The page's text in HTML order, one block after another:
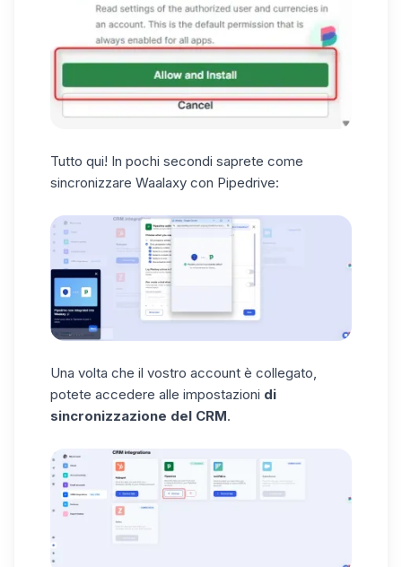
Tutto qui! In pochi secondi saprete come
sincronizzare Waalaxy con Pipedrive:
Una volta che il vostro account è collegato,
potete accedere alle impostazioni di
sincronizzazione del CRM.